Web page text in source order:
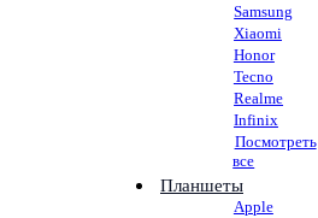
Samsung
Xiaomi
Honor
Tecno
Realme
Infinix
Посмотреть
все
Планшеты
Apple